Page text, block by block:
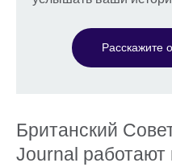
Расскажите
Британский
Journal работают